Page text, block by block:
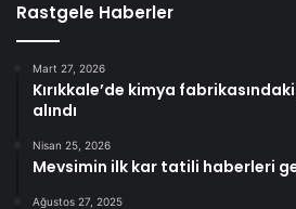
Rastgele Haberler
Mart 27, 2026
Kırıkkale’de kimya
alındı
Nisan 25, 2026
Mevsimin ilk kar tatili haberleri
Ağustos 27, 2025